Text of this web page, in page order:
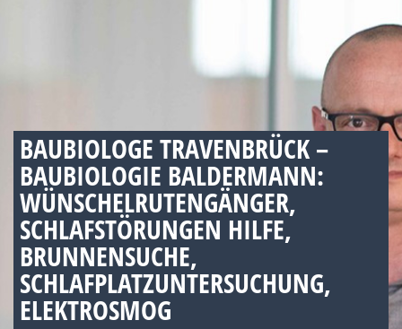
BAUBIOLOGE TRAVENBRÜCK –
BAUBIOLOGIE BALDERMANN:
WÜNSCHELRUTENGÄNGER,
SCHLAFSTÖRUNGEN HILFE,
BRUNNENSUCHE,
SCHLAFPLATZUNTERSUCHUNG,
ELEKTROSMOG